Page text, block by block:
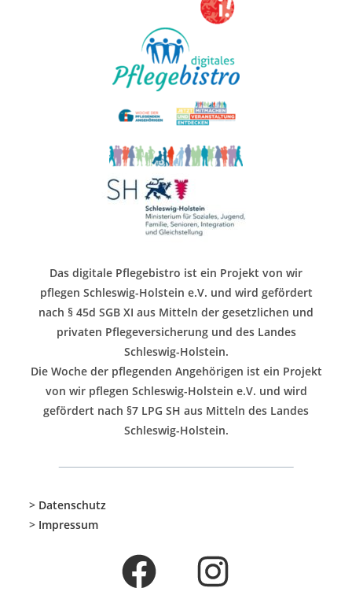
Das digitale Pflegebistro ist ein Projekt von wir
pflegen Schleswig-Holstein e.V. und wird gefördert
nach § 45d SGB XI aus Mitteln der gesetzlichen und
privaten Pflegeversicherung und des Landes
Schleswig-Holstein.
Die Woche der pflegenden Angehörigen ist ein Projekt
von wir pflegen Schleswig-Holstein e.V. und wird
gefördert nach §7 LPG SH aus Mitteln des Landes
Schleswig-Holstein.
> Datenschutz
> Impressum